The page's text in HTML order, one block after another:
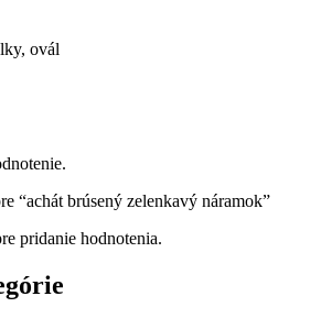
ovál
“achát brúsený zelenkavý náramok”
pridanie hodnotenia.